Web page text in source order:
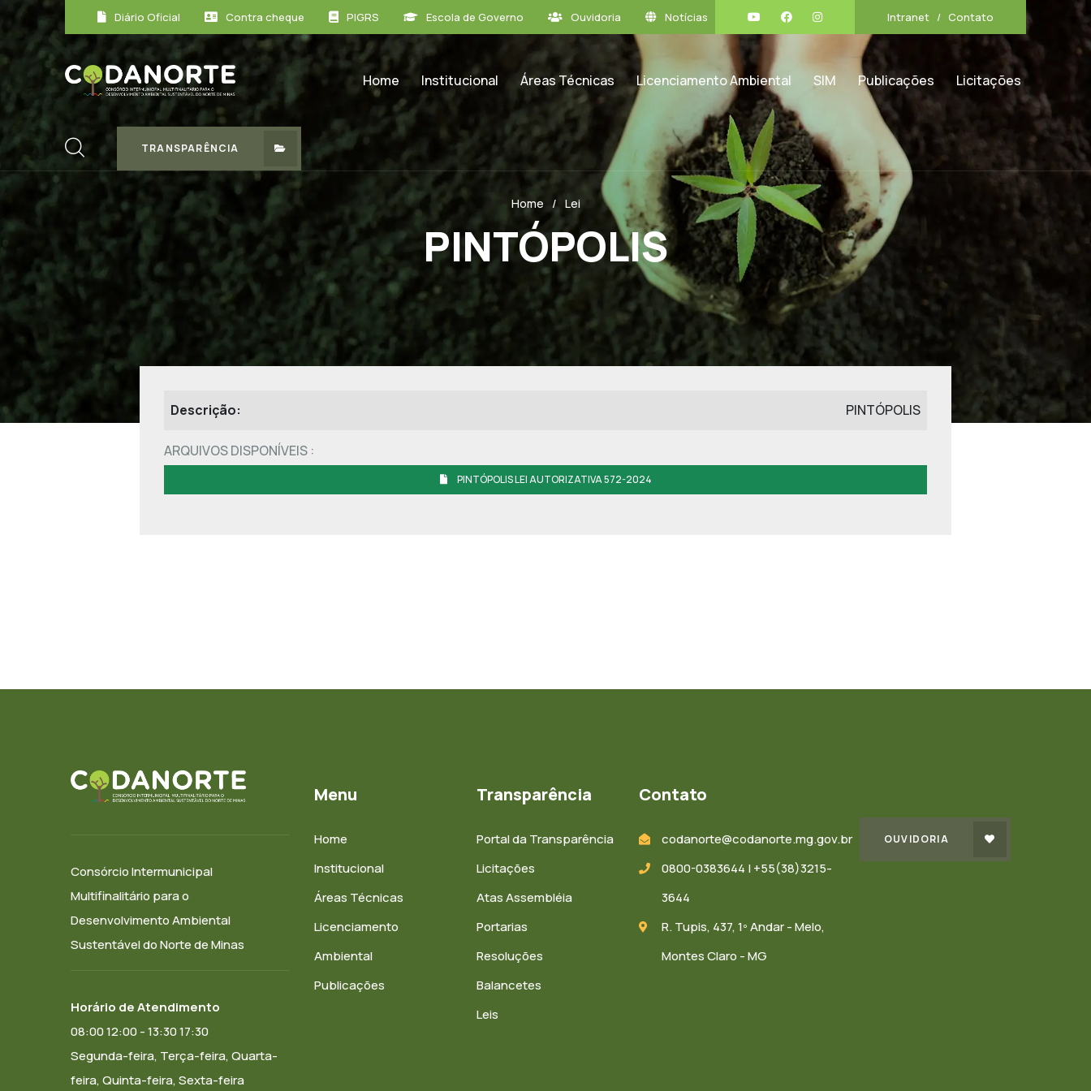
Diário Oficial Contra cheque PIGRS Escola de Governo Ouvidoria Notícias Intranet Contato
Home Institucional Áreas Técnicas Licenciamento Ambiental SIM Publicações Licitações
TRANSPARÊNCIA
Home Lei
PINTÓPOLIS
Descrição: PINTÓPOLIS
ARQUIVOS DISPONÍVEIS :
PINTÓPOLIS LEI AUTORIZATIVA 572-2024
Consórcio Intermunicipal
Multifinalitário para o
Desenvolvimento Ambiental
Sustentável do Norte de Minas
Horário de Atendimento
08:00 12:00 - 13:30 17:30
Segunda-feira, Terça-feira, Quarta-
feira, Quinta-feira, Sexta-feira
Menu
Home
Institucional
Áreas Técnicas
Licenciamento
Ambiental
Publicações
Transparência
Portal da Transparência
Licitações
Atas Assembléia
Portarias
Resoluções
Balancetes
Leis
Contato
codanorte@codanorte.mg.gov.br
0800-0383644 | +55(38)3215-
3644
R. Tupis, 437, 1º Andar - Melo,
Montes Claro - MG
OUVIDORIA